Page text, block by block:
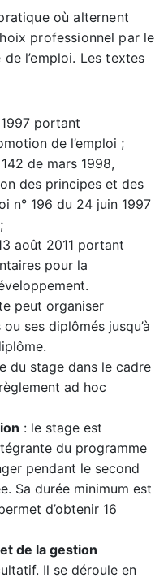
où alternent
professionnel par le
l’emploi. Les textes
portant
de l’emploi ;
de mars 1998,
des principes et des
n° 196 du 24 juin 1997
2011 portant
pour la
peut organiser
ses diplômés jusqu’à
du stage dans le cadre
ad hoc
: le stage est
du programme
pendant le second
Sa durée minimum est
d’obtenir 16
de la gestion
Il se déroule en